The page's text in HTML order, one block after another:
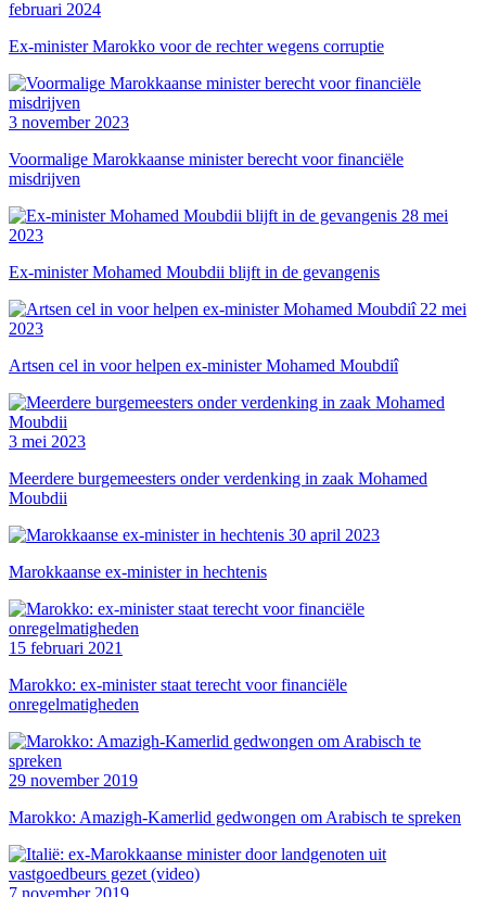
februari 2024
Ex-minister Marokko voor de rechter wegens corruptie
3 november 2023
Voormalige Marokkaanse minister berecht voor financiële
misdrijven
28 mei
2023
Ex-minister Mohamed Moubdii blijft in de gevangenis
22 mei
2023
Artsen cel in voor helpen ex-minister Mohamed Moubdiî
3 mei 2023
Meerdere burgemeesters onder verdenking in zaak Mohamed
Moubdii
30 april 2023
Marokkaanse ex-minister in hechtenis
15 februari 2021
Marokko: ex-minister staat terecht voor financiële
onregelmatigheden
29 november 2019
Marokko: Amazigh-Kamerlid gedwongen om Arabisch te spreken
7 november 2019